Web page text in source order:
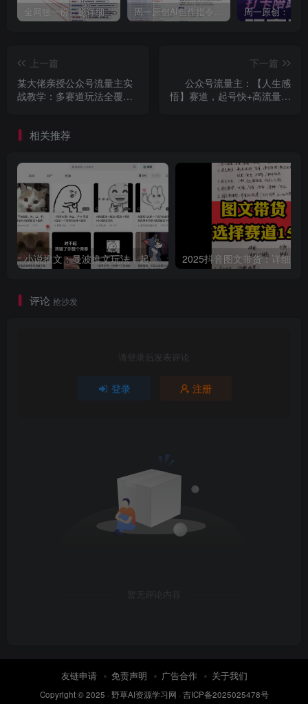
全网独一份：超详细的40+个自媒体赛道领域解析手册，让你的内容创作不再局限！ 周一原创AI创作指令词：30+个领域赛道的创作提示词集合
上一篇
某大佬亲授公众号流量主实
战教学：多赛道玩法全覆
下一篇
公众号流量主：【人生感
悟】赛道，起号快+高流量，
相关推荐
小说推文：曼波推文玩法，起号快，流量猛，一天收益1k+
评论 抢沙发
请登录后发表评论
登录 注册
暂无评论内容
友链申请 免责声明 广告合作 关于我们
Copyright © 2025 · 野草AI资源学习网 · 吉ICP备2025025478号